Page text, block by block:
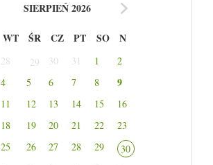
SIERPIEŃ 2026
WT ŚR CZ PT SO N
28 29 30 31 1
2
4 5 6 7 8 9
11 12 13 14 15
16
18 19 20 21 22
23
25 26 27 28 29
30